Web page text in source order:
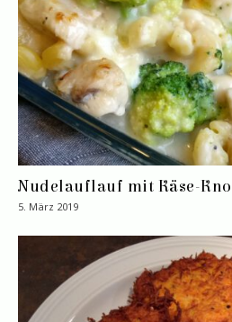
Nudelauflauf mit Käse-
5. März 2019